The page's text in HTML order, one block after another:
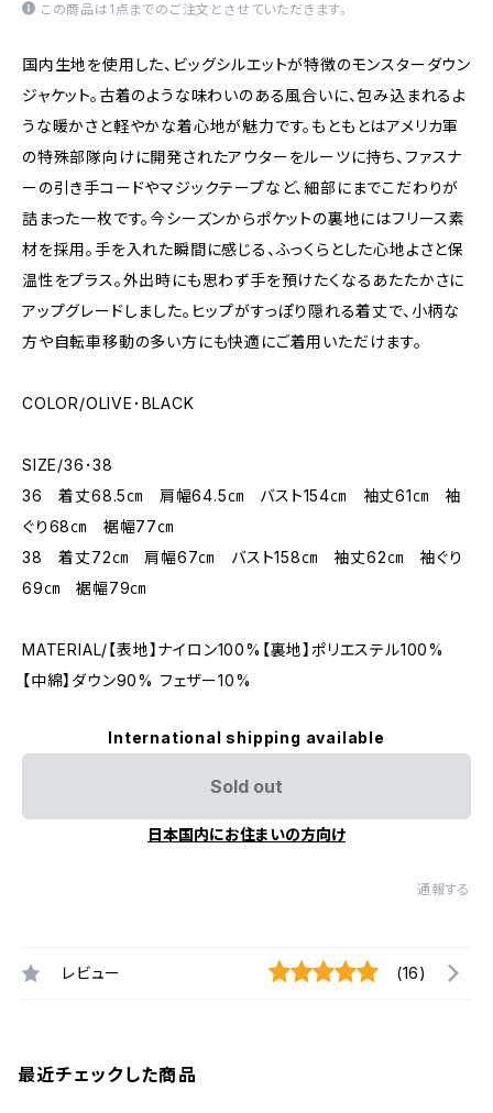
この商品は1点までのご注文とさせていただきます。
国内生地を使用した、ビッグシルエットが特徴のモンスターダウン
ジャケット。古着のような味わいのある風合いに、包み込まれるよ
うな暖かさと軽やかな着心地が魅力です。もともとはアメリカ軍
の特殊部隊向けに開発されたアウターをルーツに持ち、ファスナ
ーの引き手コードやマジックテープなど、細部にまでこだわりが
詰まった一枚です。今シーズンからポケットの裏地にはフリース素
材を採用。手を入れた瞬間に感じる、ふっくらとした心地よさと保
温性をプラス。外出時にも思わず手を預けたくなるあたたかさに
アップグレードしました。ヒップがすっぽり隠れる着丈で、小柄な
方や自転車移動の多い方にも快適にご着用いただけます。
COLOR/OLIVE･BLACK
SIZE/36･38
36 着丈68.5㎝ 肩幅64.5㎝ バスト154㎝ 袖丈61㎝ 袖
ぐり68㎝ 裾幅77㎝
38 着丈72㎝ 肩幅67㎝ バスト158㎝ 袖丈62㎝ 袖ぐり
69㎝ 裾幅79㎝
MATERIAL/【表地】ナイロン100%【裏地】ポリエステル100%
【中綿】ダウン90% フェザー10%
International shipping available
Sold out
日本国内にお住まいの方向け
通報する
レビュー (16)
最近チェックした商品